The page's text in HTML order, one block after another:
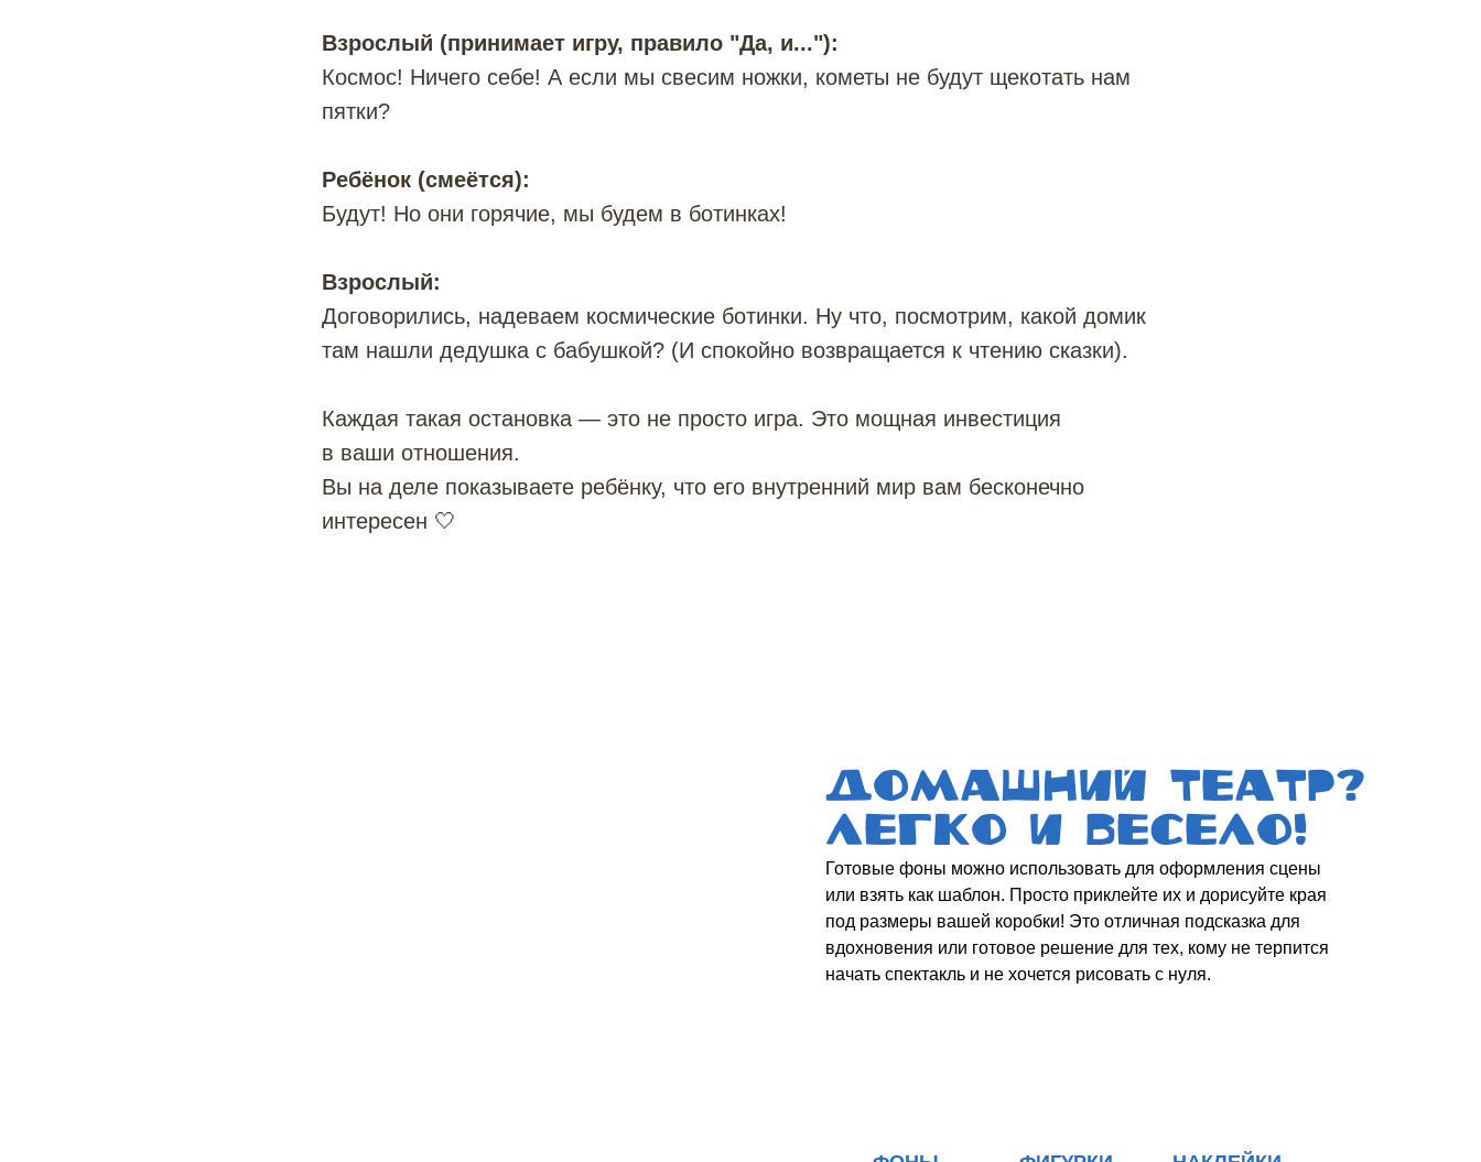
Взрослый (принимает игру, правило "Да, и..."):
Космос! Ничего себе! А если мы свесим ножки, кометы не будут щекотать нам
пятки?
Ребёнок (смеётся):
Будут! Но они горячие, мы будем в ботинках!
Взрослый:
Договорились, надеваем космические ботинки. Ну что, посмотрим, какой домик
там нашли дедушка с бабушкой? (И спокойно возвращается к чтению сказки).
Каждая такая остановка — это не просто игра. Это мощная инвестиция
в ваши отношения.
Вы на деле показываете ребёнку, что его внутренний мир вам бесконечно
интересен 🤍
ДОМАШНИЙ ТЕАТР?
Готовые фоны можно использовать для оформления сцены
или взять как шаблон. Просто приклейте их и дорисуйте края
скачать одним архивом